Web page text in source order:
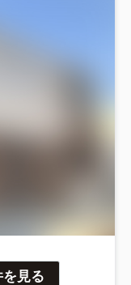
見る